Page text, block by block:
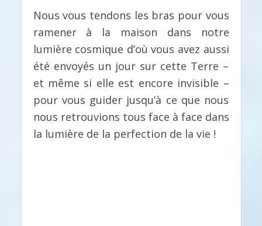
Nous vous tendons les bras pour vous
ramener à la maison dans notre
lumière cosmique d’où vous avez aussi
été envoyés un jour sur cette Terre –
et même si elle est encore invisible –
pour vous guider jusqu’à ce que nous
nous retrouvions tous face à face dans
la lumière de la perfection de la vie !